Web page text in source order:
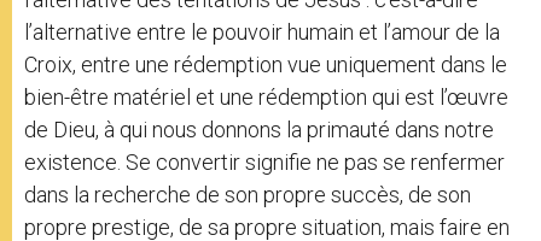
l’alternative entre le pouvoir humain et l’amour de la
Croix, entre une rédemption vue uniquement dans le
bien-être matériel et une rédemption qui est l’œuvre
de Dieu, à qui nous donnons la primauté dans notre
existence. Se convertir signifie ne pas se renfermer
dans la recherche de son propre succès, de son
propre prestige, de sa propre situation, mais faire en